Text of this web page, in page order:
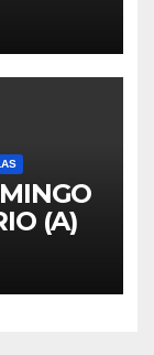
(A)